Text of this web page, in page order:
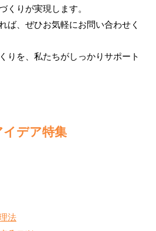
くりが実現します。
ば、ぜひお気軽にお問い合わせく
りを、私たちがしっかりサポート
デア特集
法